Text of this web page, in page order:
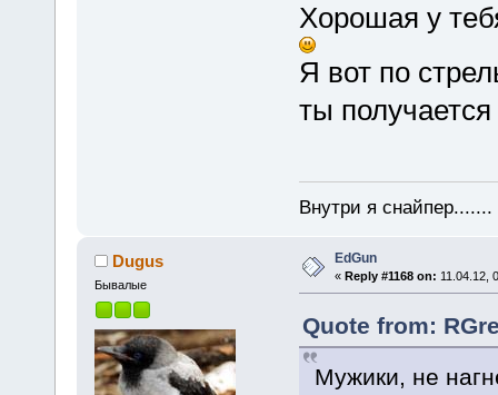
Хорошая у
Я вот по
ты
Внутри я
Dugus
Бывалые
EdGun
« Reply #1168 on: 11.04.12,
Quote from:
Мужики, не